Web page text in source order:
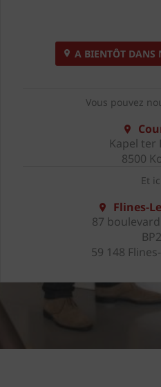
A BIENTÔT DANS
Vous pouvez
Kapel ter
8500
Et
Flines-
87
59 148